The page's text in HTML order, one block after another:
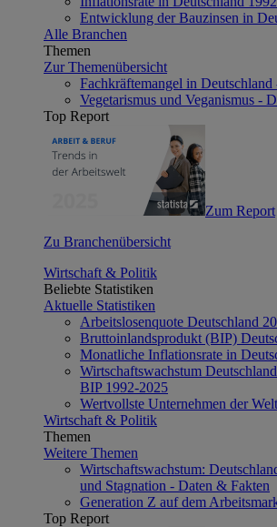
Entwicklung der Bauzinsen in
Alle Branchen
Themen
Zur Themenübersicht
Fachkräftemangel in
Vegetarismus und Veganismus -
Top Report
Zum Report
Zu Branchenübersicht
Wirtschaft & Politik
Beliebte Statistiken
Aktuelle Statistiken
Arbeitslosenquote Deutschland
Bruttoinlandsprodukt (BIP)
Monatliche Inflationsrate in
Wirtschaftswachstum
BIP 1992-2025
Wertvollste Unternehmen der
Wirtschaft & Politik
Themen
Weitere Themen
Wirtschaftswachstum:
und Stagnation - Daten & Fakten
Generation Z auf dem
Top Report